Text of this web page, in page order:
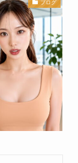
ブログ